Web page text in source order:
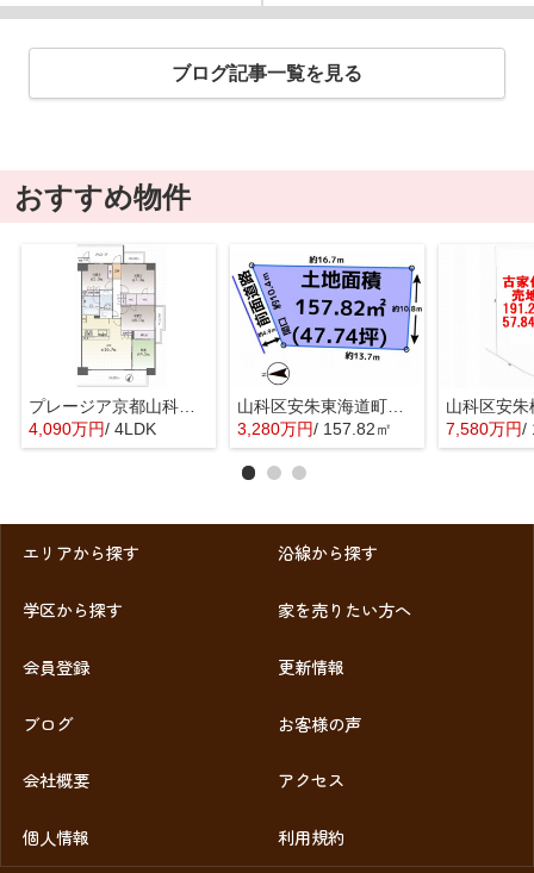
ブログ記事一覧を見る
おすすめ物件
プレージア京都山科東野
4,090万円/ 4LDK
山科区安朱東海道町 売地
3,280万円/ 157.82㎡ 7,580万円/
エリアから探す 沿線から探す
学区から探す 家を売りたい方へ
会員登録 更新情報
ブログ お客様の声
会社概要 アクセス
個人情報 利用規約